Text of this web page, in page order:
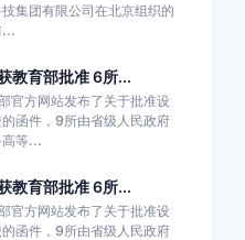
集团有限公司在北京组织的
...
教育部批准 6所...
官方网站发布了关于批准设
函件，9所由省级人民政府
等...
教育部批准 6所...
官方网站发布了关于批准设
函件，9所由省级人民政府